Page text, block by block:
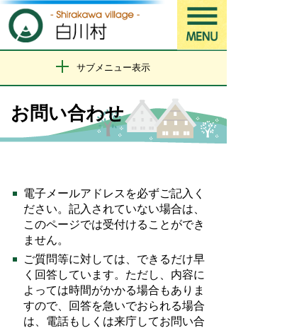
サブメニュー表示
お問い合わせ
電子メールアドレスを必ずご記入く
ださい。記入されていない場合は、
このページでは受付けることができ
ません。
ご質問等に対しては、できるだけ早
く回答しています。ただし、内容に
よっては時間がかかる場合もありま
すので、回答を急いでおられる場合
は、電話もしくは来庁してお問い合